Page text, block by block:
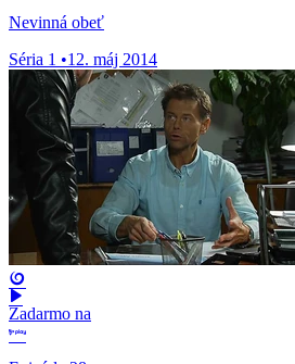
Nevinná obeť
Séria 1 •12. máj 2014
Zadarmo na